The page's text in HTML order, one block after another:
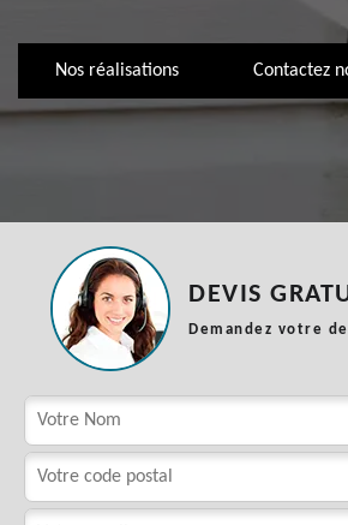
Nos réalisations Contactez
DEVIS
Demandez votre